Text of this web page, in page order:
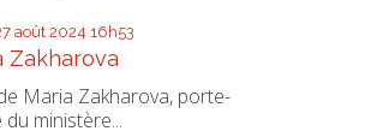
août 2024 16h53
Zakharova
Maria Zakharova, porte-
ministère...